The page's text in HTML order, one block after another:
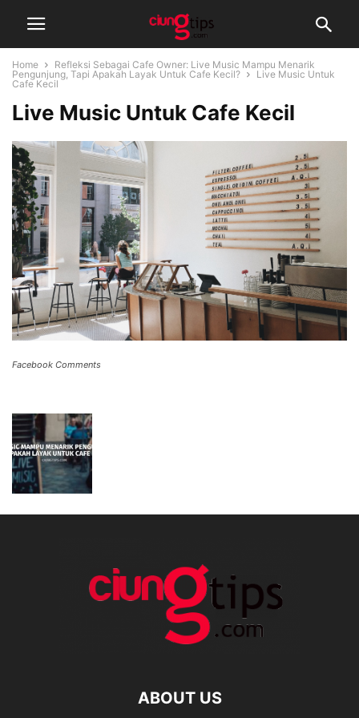
Home
Refleksi Sebagai Cafe Owner: Live Music Mampu Menarik
Pengunjung, Tapi Apakah Layak Untuk Cafe Kecil?
Live Music Untuk
Cafe Kecil
Live Music Untuk Cafe Kecil
Facebook Comments
ABOUT US